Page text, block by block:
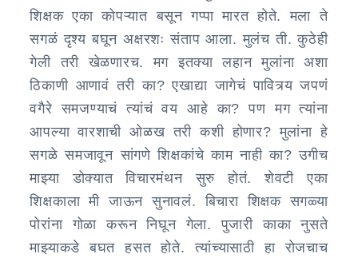
शिक्षक एका कोपऱ्यात बसून गप्पा मारत होते. मला ते
सगळं दृश्य बघून अक्षरशः संताप आला. मुलंच ती. कुठेही
गेली तरी खेळणारच. मग इतक्या लहान मुलांना अशा
ठिकाणी आणावं तरी का? एखाद्या जागेचं पावित्र्य जपणं
वगैरे समजण्याचं त्यांचं वय आहे का? पण मग त्यांना
आपल्या वारशाची ओळख तरी कशी होणार? मुलांना हे
सगळे समजावून सांगणे शिक्षकांचे काम नाही का? उगीच
माझ्या डोक्यात विचारमंथन सुरु होतं. शेवटी एका
शिक्षकाला मी जाऊन सुनावलं. बिचारा शिक्षक सगळ्या
पोरांना गोळा करून निघून गेला. पुजारी काका नुसते
माझ्याकडे बघत हसत होते. त्यांच्यासाठी हा रोजचाच